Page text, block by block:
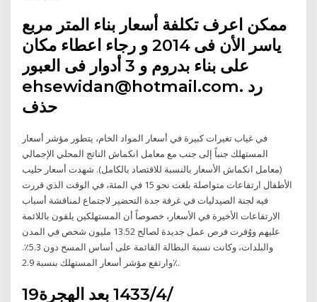
ممكن اعرف تكلفة أسعار بناء المتر مربع
ياسر اﻷن فى 2014 و رجاء اعطاء مكان
على بناء بدروم و 3 أدوار فى العبور
ehsewidan@hotmail.com. رد
حذف
في غياب تغيرات كبيرة في أسعار المواد الخام، يتطور مؤشر أسعار
المستهلك جنباً إلى جنب مع معامل انكماش الناتج المحلي الإجمالي
(معامل انكماش الأسعار بالنسبة للاقتصاد بالكامل). شهدت أسعار حليب
الأطفال ارتفاعات متواصلة بلغت نحو 15 في المئة، في الوقت الذي قررت
فيه لجنة الصيدليات في غرفة جدة التحضير لاجتماع لمناقشة أسباب
الارتفاعات الأخيرة في الأسعار، خصوصاً أن المستهلكين يلقون باللائمة
عليهم ووُفرت فرص عمل جديدة لصالح 13.52 مليون شخص في المدن
والبلدات، وكانت نسبة البطالة القائمة على أساس المسح دون 5.3٪.
وارتفع مؤشر أسعار المستهلك بنسبة 2.9٪.
19‏‏/4‏‏/1433 بعد الهجرة